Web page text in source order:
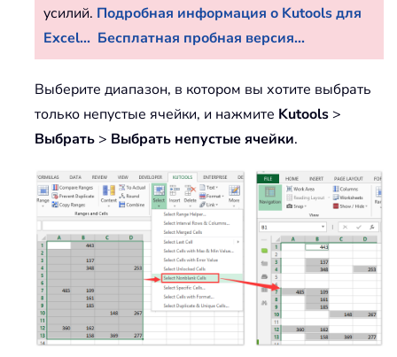
усилий. Подробная информация о Kutools для
Excel... Бесплатная пробная версия...
Выберите диапазон, в котором вы хотите выбрать
только непустые ячейки, и нажмите Kutools >
Выбрать > Выбрать непустые ячейки.